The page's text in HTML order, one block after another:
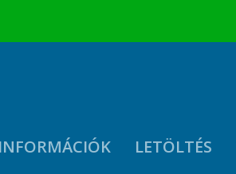
INFORMÁCIÓK LETÖLTÉS